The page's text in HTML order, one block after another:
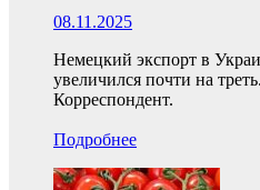
08.11.2025
Немецкий экспорт в
увеличился почти на
Корреспондент.
Подробнее